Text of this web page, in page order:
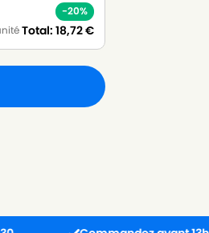
-20%
Total: 18,72€